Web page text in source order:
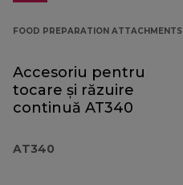
FOOD PREPARATION ATTACHMENTS
Accesoriu pentru
tocare și răzuire
continuă AT340
AT340